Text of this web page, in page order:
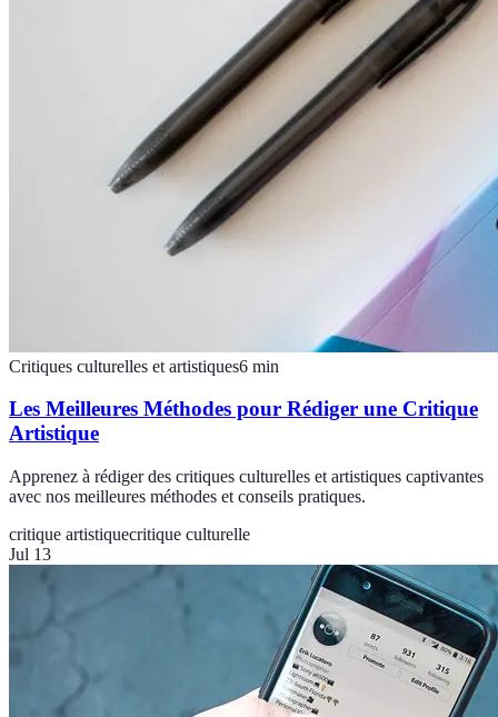
Critiques culturelles et artistiques6 min
Les Meilleures Méthodes pour Rédiger une Critique
Artistique
Apprenez à rédiger des critiques culturelles et artistiques captivantes
avec nos meilleures méthodes et conseils pratiques.
critique artistiquecritique culturelle
Jul 13